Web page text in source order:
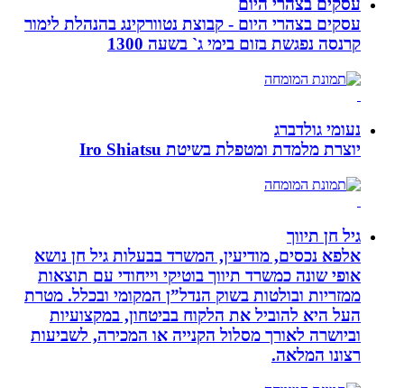
עסקים בצהרי היום
עסקים בצהרי היום - קבוצת נטוורקינג בהנהלת לימור
קרנסה נפגשת בזום בימי ג` בשעה 1300
נעומי גולדברג
יוצרת מלמדת ומטפלת בשיטת Iro Shiatsu
גיל חן תיווך
אלפא נכסים, מודיעין, המשרד בבעלות גיל חן נושא
אופי שונה כמשרד תיווך בוטיקי וייחודי עם תוצאות
ממזריות ובולטות בשוק הנדל”ן המקומי ובכלל. מטרת
העל היא להוביל את הלקוח בביטחון, במקצועיות
וביושרה לאורך מסלול הקנייה או המכירה, לשביעות
רצונו המלאה.